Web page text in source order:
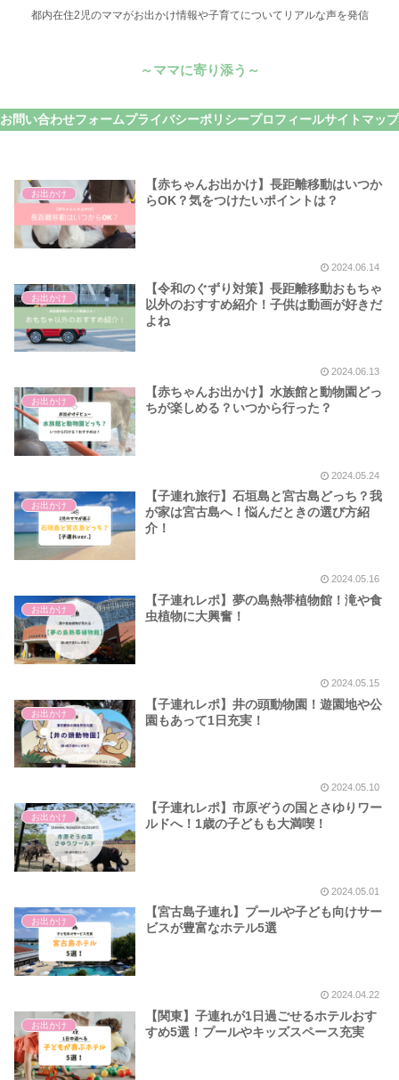
都内在住2児のママがお出かけ情報や子育てについてリアルな声を発信
～ママに寄り添う～
お問い合わせフォームプライバシーポリシープロフィールサイトマップ
お出かけ
【赤ちゃんお出かけ】長距離移動はいつか
らOK？気をつけたいポイントは？
2024.06.14
お出かけ
【令和のぐずり対策】長距離移動おもちゃ
以外のおすすめ紹介！子供は動画が好きだ
よね
2024.06.13
お出かけ
【赤ちゃんお出かけ】水族館と動物園どっ
ちが楽しめる？いつから行った？
2024.05.24
お出かけ
【子連れ旅行】石垣島と宮古島どっち？我
が家は宮古島へ！悩んだときの選び方紹
介！
2024.05.16
お出かけ
【子連れレポ】夢の島熱帯植物館！滝や食
虫植物に大興奮！
2024.05.15
お出かけ
【子連れレポ】井の頭動物園！遊園地や公
園もあって1日充実！
2024.05.10
お出かけ
【子連れレポ】市原ぞうの国とさゆりワー
ルドへ！1歳の子どもも大満喫！
2024.05.01
お出かけ
【宮古島子連れ】プールや子ども向けサー
ビスが豊富なホテル5選
2024.04.22
お出かけ
【関東】子連れが1日過ごせるホテルおす
すめ5選！プールやキッズスペース充実